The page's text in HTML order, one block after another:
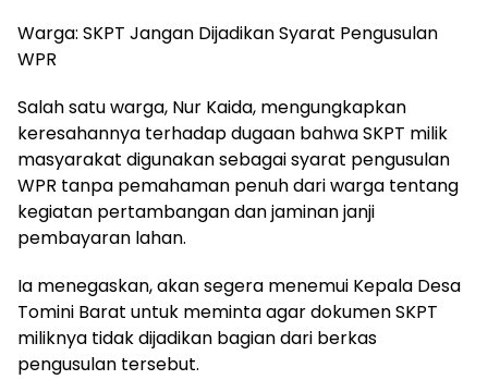
Warga: SKPT Jangan Dijadikan Syarat Pengusulan
WPR
Salah satu warga, Nur Kaida, mengungkapkan
keresahannya terhadap dugaan bahwa SKPT milik
masyarakat digunakan sebagai syarat pengusulan
WPR tanpa pemahaman penuh dari warga tentang
kegiatan pertambangan dan jaminan janji
pembayaran lahan.
Ia menegaskan, akan segera menemui Kepala Desa
Tomini Barat untuk meminta agar dokumen SKPT
miliknya tidak dijadikan bagian dari berkas
pengusulan tersebut.